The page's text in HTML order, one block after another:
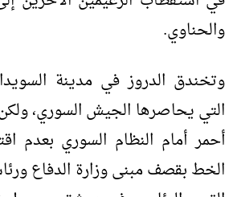
والحناوي.
وتخندق الدروز في مدينة
التي يحاصرها الجيش السوري،
أحمر أمام النظام السوري بعدم
الخط بقصف مبنى وزارة الدفاع